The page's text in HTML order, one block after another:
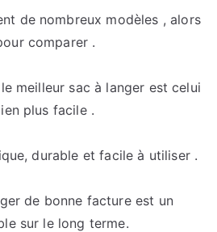
de nombreux modèles , alors
comparer .
meilleur sac à langer est celui
plus facile .
durable et facile à utiliser .
de bonne facture est un
sur le long terme.